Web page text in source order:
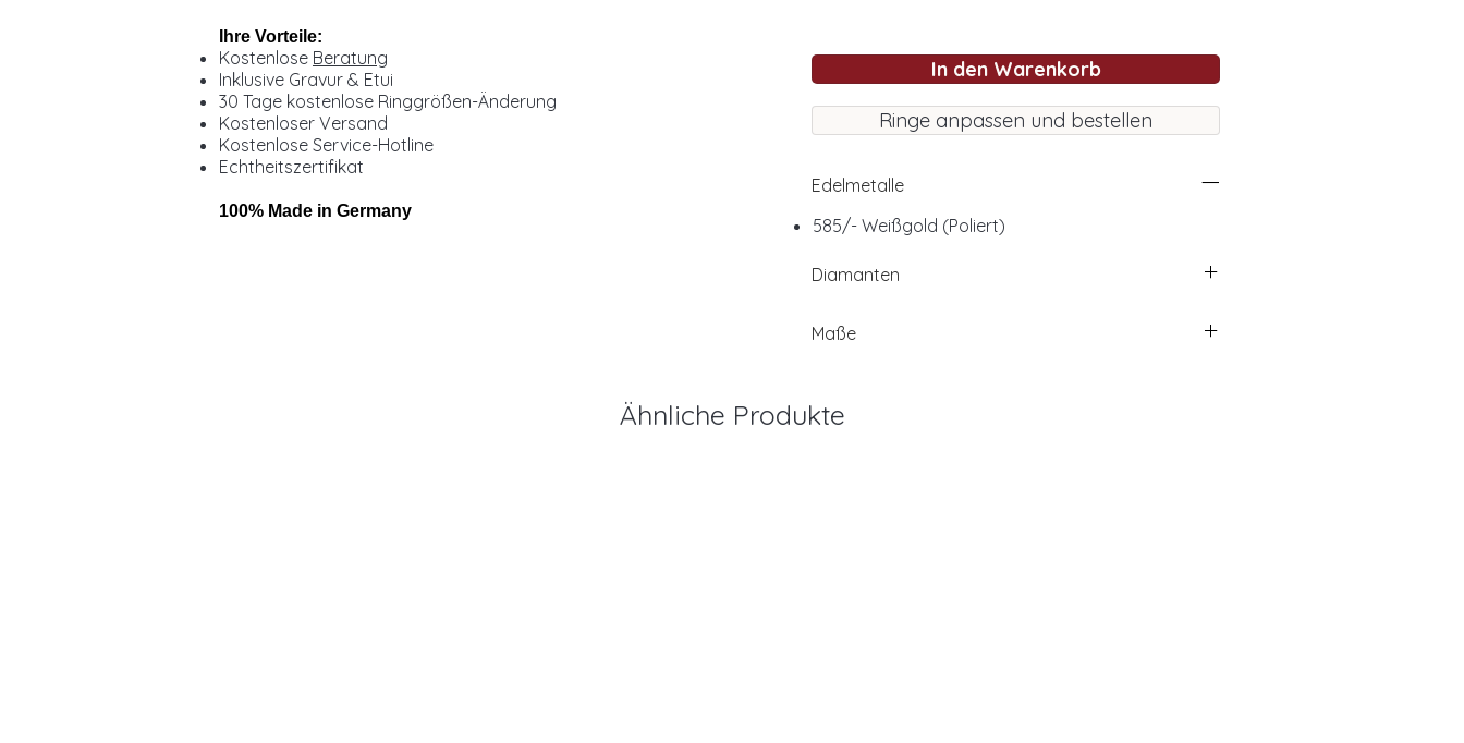
Ihre Vorteile:
Kostenlose Beratung
Inklusive Gravur & Etui
30 Tage kostenlose Ringgrößen-Änderung
Kostenloser Versand
Kostenlose Service-Hotline
Echtheitszertifikat
100% Made in Germany
In den Warenkorb
Ringe anpassen und bestellen
Edelmetalle
585/- Weißgold (Poliert)
Diamanten
Maße
Ähnliche Produkte